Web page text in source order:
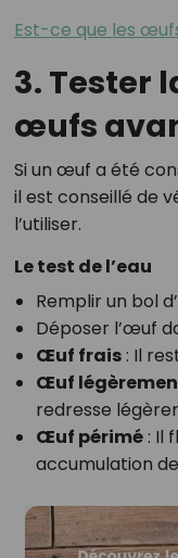
Est-ce que les
3. Tester
œufs
Si un œuf a été
il est conseillé de
l’utiliser.
Le test de l’eau
Remplir un bol
Déposer l’œuf
Œuf frais: Il
Œuf
redresse
Œuf périmé: Il
accumulation